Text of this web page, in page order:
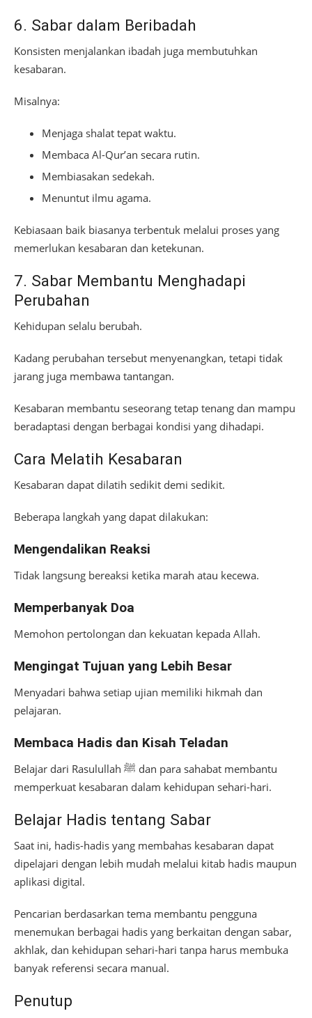
6. Sabar dalam Beribadah
Konsisten menjalankan ibadah juga membutuhkan
kesabaran.
Misalnya:
Menjaga shalat tepat waktu.
Membaca Al-Qur’an secara rutin.
Membiasakan sedekah.
Menuntut ilmu agama.
Kebiasaan baik biasanya terbentuk melalui proses yang
memerlukan kesabaran dan ketekunan.
7. Sabar Membantu Menghadapi
Perubahan
Kehidupan selalu berubah.
Kadang perubahan tersebut menyenangkan, tetapi tidak
jarang juga membawa tantangan.
Kesabaran membantu seseorang tetap tenang dan mampu
beradaptasi dengan berbagai kondisi yang dihadapi.
Cara Melatih Kesabaran
Kesabaran dapat dilatih sedikit demi sedikit.
Beberapa langkah yang dapat dilakukan:
Mengendalikan Reaksi
Tidak langsung bereaksi ketika marah atau kecewa.
Memperbanyak Doa
Memohon pertolongan dan kekuatan kepada Allah.
Mengingat Tujuan yang Lebih Besar
Menyadari bahwa setiap ujian memiliki hikmah dan
pelajaran.
Membaca Hadis dan Kisah Teladan
Belajar dari Rasulullah ﷺ dan para sahabat membantu
memperkuat kesabaran dalam kehidupan sehari-hari.
Belajar Hadis tentang Sabar
Saat ini, hadis-hadis yang membahas kesabaran dapat
dipelajari dengan lebih mudah melalui kitab hadis maupun
aplikasi digital.
Pencarian berdasarkan tema membantu pengguna
menemukan berbagai hadis yang berkaitan dengan sabar,
akhlak, dan kehidupan sehari-hari tanpa harus membuka
banyak referensi secara manual.
Penutup